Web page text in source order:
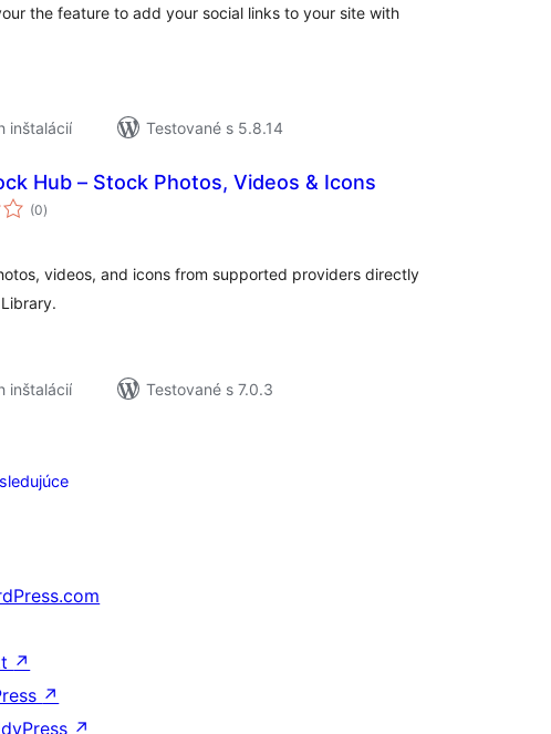
the feature to add your social links to your site with
inštalácií
Testované s 5.8.14
Hub – Stock Photos, Videos & Icons
(0celkové
hodnotenie
)
videos, and icons from supported providers directly
inštalácií
Testované s 7.0.3
↗
↗
↗